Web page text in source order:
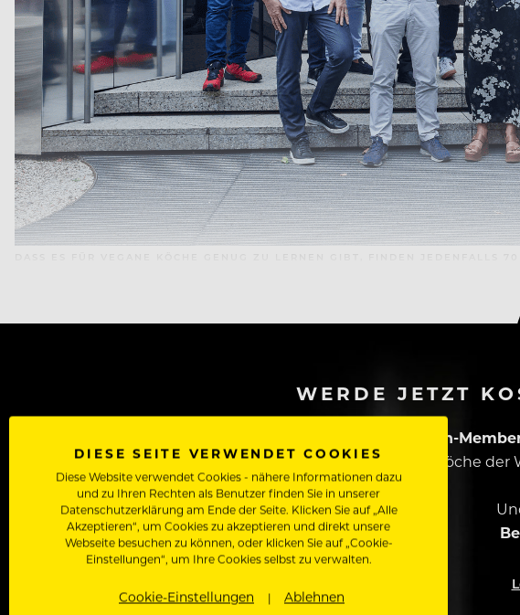
DASS ES FÜR VEGANE KÖCHE GENUG ZU LERNEN GIBT, FINDEN JEDENFALLS 70
WERDE JETZT
Als Rolling Pin-
Zugriff auf alle Artikel, Videos & Masterclasses der besten Köche
DIESE SEITE VERWENDET COOKIES
Diese Website verwendet Cookies - nähere Informationen dazu
und zu Ihren Rechten als Benutzer finden Sie in unserer
Datenschutzerklärung am Ende der Seite. Klicken Sie auf „Alle
Akzeptieren“, um Cookies zu akzeptieren und direkt unsere
Webseite besuchen zu können, oder klicken Sie auf „Cookie-
Einstellungen“, um Ihre Cookies selbst zu verwalten.
Cookie-Einstellungen Ablehnen